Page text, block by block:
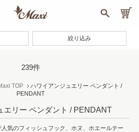
239件
TOP
ハワイアンジュエリー ペンダント /
PENDANT
エリー ペンダント / PENDANT
気のフィッシュフック、ホヌ、ホエールテー
絞り込み